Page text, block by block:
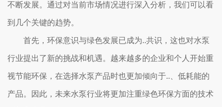
不断发展。通过对当前市场情况进行深入分析，我们可以看
到几个关键的趋势。
首先，环保意识与绿色发展已成为..共识，这也对水泵
行业提出了新的挑战和机遇。越来越多的企业和个人开始重
视节能环保，在选择水泵产品时也更加倾向于..、低耗能的
产品。因此，未来水泵行业将更加注重绿色环保方面的技术